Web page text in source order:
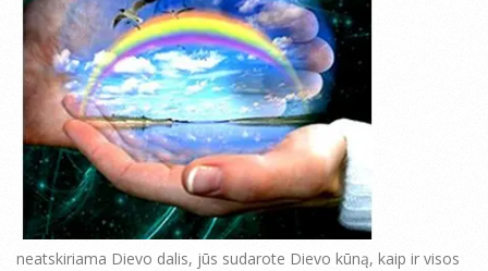
neatskiriama Dievo dalis, jūs sudarote Dievo kūną, kaip ir visos